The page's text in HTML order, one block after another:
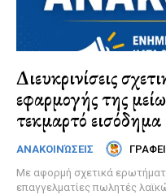
Διευκρινίσεις
εφαρμογής της
τεκμαρτό εισόδημα
ΑΝΑΚΟΙΝΏΣΕΙΣ
Με αφορμή σχετικά
επαγγελματίες πωλητές